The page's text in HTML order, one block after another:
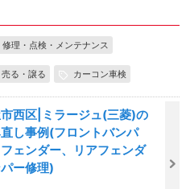
修理・点検・メンテナンス
る・譲る カーコン車検
西区|ミラージュ(三菱)の
し事例(フロントバンパ
ェンダー、リアフェンダ
ー修理)